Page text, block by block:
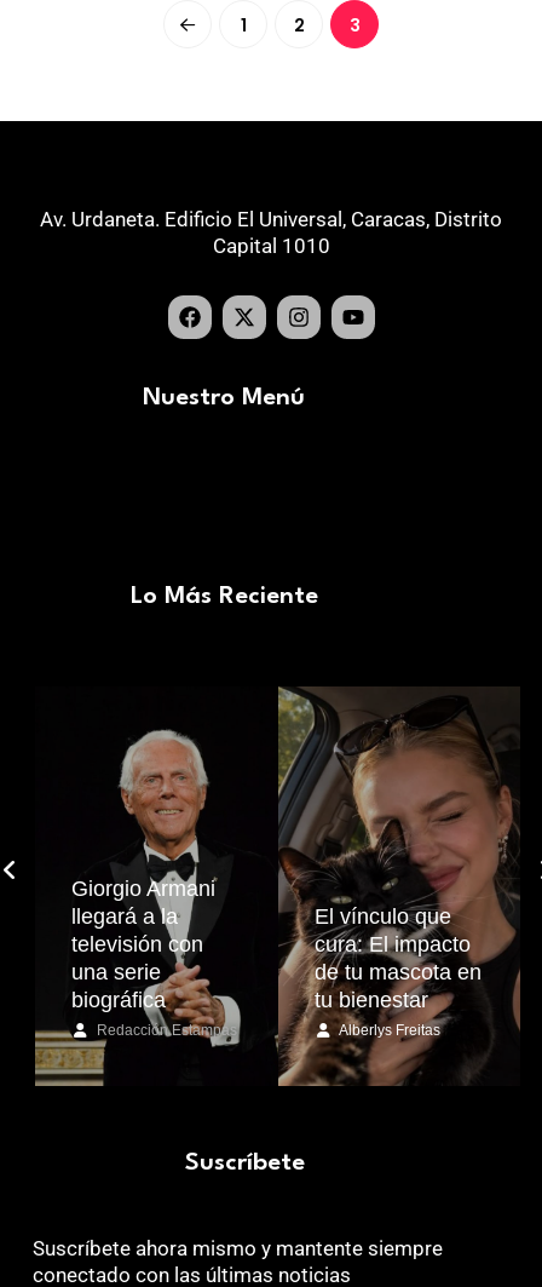
1 2 3
Av. Urdaneta. Edificio El Universal, Caracas, Distrito
Capital 1010
Nuestro Menú
Lo Más Reciente
Giorgio Armani
llegará a la
televisión con
una serie
biográfica
Redacción Estampas
El vínculo que
cura: El impacto
de tu mascota en
tu bienestar
Alberlys Freitas
Suscríbete
Suscríbete ahora mismo y mantente siempre
conectado con las últimas noticias